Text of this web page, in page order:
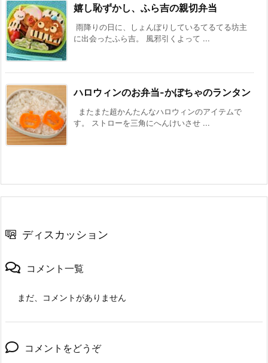
嬉し恥ずかし、ふら吉の親切弁当
雨降りの日に、しょんぼりしているてるてる坊主
に出会ったふら吉。 風邪引くよって ...
ハロウィンのお弁当-かぼちゃのランタン
またまた超かんたんなハロウィンのアイテムで
す。 ストローを三角にへんけいさせ ...
ディスカッション
コメント一覧
まだ、コメントがありません
コメントをどうぞ